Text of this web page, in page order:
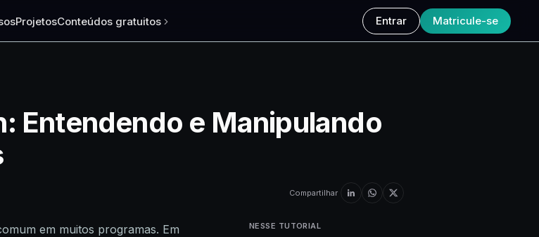
ProjetosConteúdos gratuitos Entrar Matricule-se
Entendendo e Manipulando
Compartilhar
em muitos programas. Em
NESSE TUTORIAL